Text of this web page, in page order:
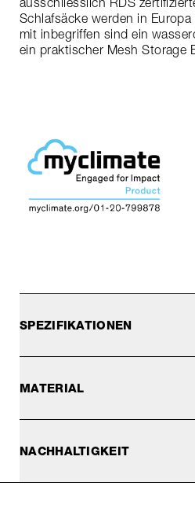
ausschliesslich RDS
Schlafsäcke werden in
mit inbegriffen sind ein
ein praktischer Mesh Storage
SPEZIFIKATIONEN
MATERIAL
NACHHALTIGKEIT